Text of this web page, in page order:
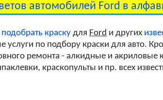
автомобилей Ford в
подобрать краскудля Ford и других
по подбору краски для авто.
ремонта - алкидные и акриловые
краскопульты и пр. всех